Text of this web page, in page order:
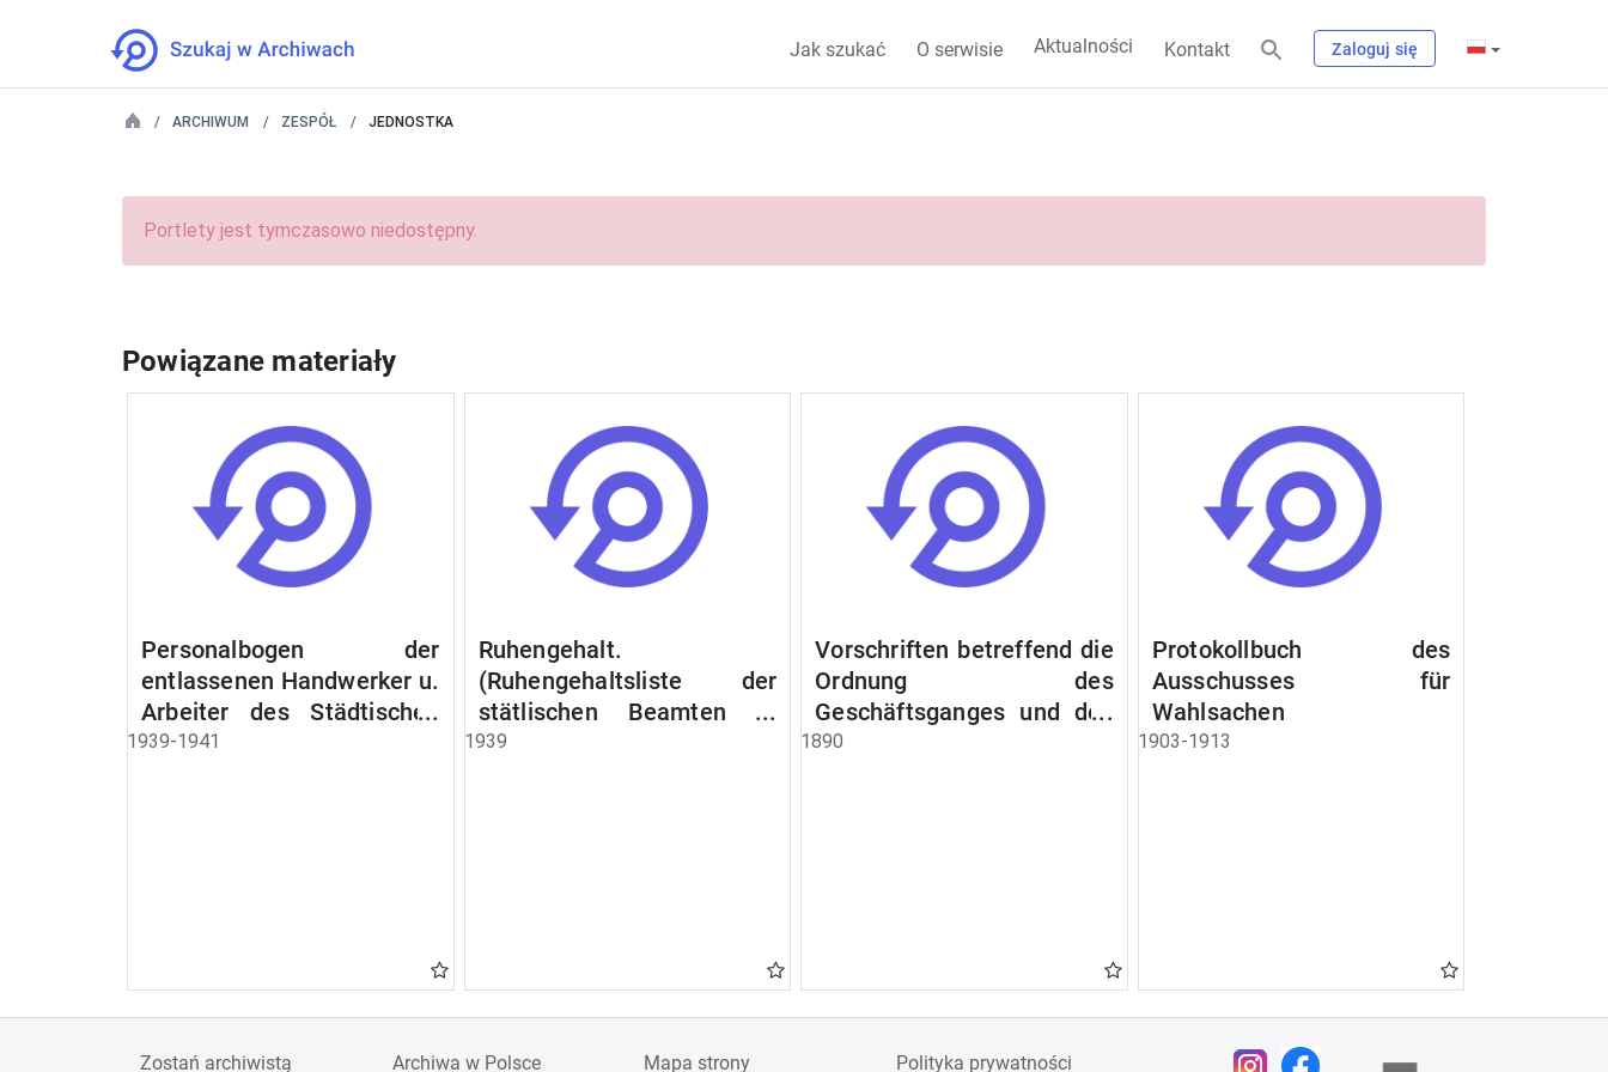
Jak szukać O serwisie Aktualności Kontakt Zaloguj się
ARCHIWUM ZESPÓŁ JEDNOSTKA
Portlety jest tymczasowo niedostępny.
Powiązane materiały
Personalbogen der
entlassenen Handwerker u.
Arbeiter des Städtischen
Schlacht - u. Viehhof.
1939-1941
Ruhengehalt.
(Ruhengehaltsliste der
stätlischen Beamten u.
Witwen. Ruhegehaltsliste
1939
Vorschriften betreffend die
Ordnung des
Geschäftsganges und des
Verfahrens bei dem
1890
Protokollbuch des
Ausschusses für
Wahlsachen
1903-1913
Zostań archiwistą Archiwa w Polsce Mapa strony Polityka prywatności